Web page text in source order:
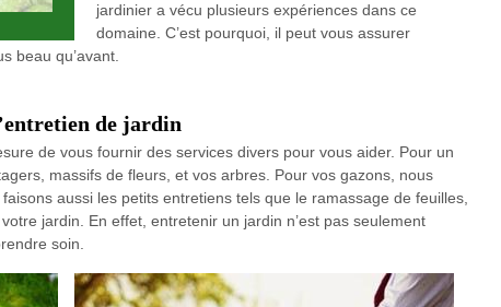
jardinier a vécu plusieurs expériences dans ce
domaine. C’est pourquoi, il peut vous assurer
beau qu’avant.
de jardin
de vous fournir des services divers pour vous aider. Pour un
massifs de fleurs, et vos arbres. Pour vos gazons, nous
aussi les petits entretiens tels que le ramassage de feuilles,
jardin. En effet, entretenir un jardin n’est pas seulement
soin.